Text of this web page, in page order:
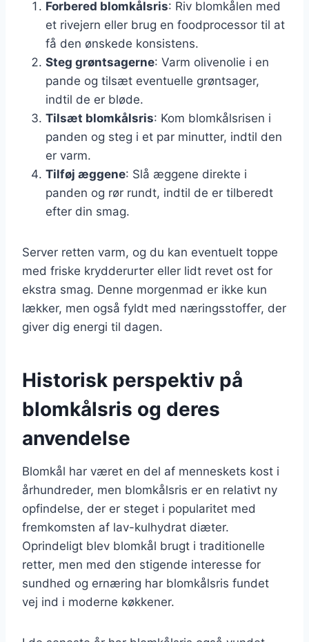
Forbered blomkålsris: Riv blomkålen med
et rivejern eller brug en foodprocessor til at
få den ønskede konsistens.
Steg grøntsagerne: Varm olivenolie i en
pande og tilsæt eventuelle grøntsager,
indtil de er bløde.
Tilsæt blomkålsris: Kom blomkålsrisen i
panden og steg i et par minutter, indtil den
er varm.
Tilføj æggene: Slå æggene direkte i
panden og rør rundt, indtil de er tilberedt
efter din smag.
Server retten varm, og du kan eventuelt toppe
med friske krydderurter eller lidt revet ost for
ekstra smag. Denne morgenmad er ikke kun
lækker, men også fyldt med næringsstoffer, der
giver dig energi til dagen.
Historisk perspektiv på
blomkålsris og deres
anvendelse
Blomkål har været en del af menneskets kost i
århundreder, men blomkålsris er en relativt ny
opfindelse, der er steget i popularitet med
fremkomsten af lav-kulhydrat diæter.
Oprindeligt blev blomkål brugt i traditionelle
retter, men med den stigende interesse for
sundhed og ernæring har blomkålsris fundet
vej ind i moderne køkkener.